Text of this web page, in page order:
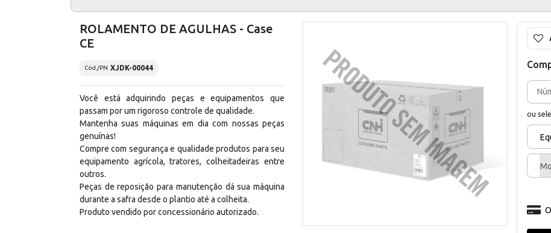
ROLAMENTO DE AGULHAS - Case
CE
Cód./PN XJDK-00044
Você está adquirindo peças e equipamentos que
passam por um rigoroso controle de qualidade.
Mantenha suas máquinas em dia com nossas peças
genuínas!
Compre com segurança e qualidade produtos para seu
equipamento agrícola, tratores, colheitadeiras entre
outros.
Peças de reposição para manutenção dá sua máquina
durante a safra desde o plantio até a colheita.
Produto vendido por concessionário autorizado.
ou